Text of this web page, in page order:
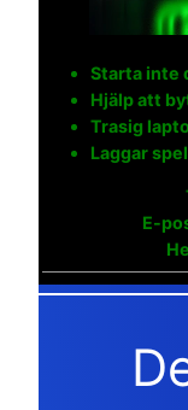
Starta inte
Hjälp att
Trasig
Laggar
E-